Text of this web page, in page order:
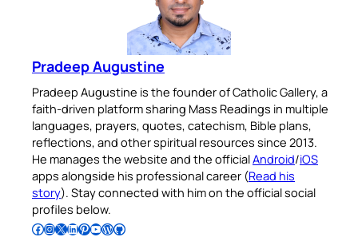
Pradeep Augustine
Pradeep Augustine is the founder of Catholic Gallery, a
faith-driven platform sharing Mass Readings in multiple
languages, prayers, quotes, catechism, Bible plans,
reflections, and other spiritual resources since 2013.
He manages the website and the officialAndroid/iOS
apps alongside his professional career (Read his
story). Stay connected with him on the official social
profiles below.
Follow Pradeep on Facebook Follow Pradeep on InstagramFollow Pradeep on X Follow Pradeep on LinkedIn Follow Pradeep on Pinterest Subscribe to Pradeep’s Youtube Channel Follow Pradeep on WordPress Follow Pradeep on GitHub